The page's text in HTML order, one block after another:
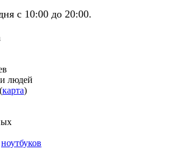
с 10:00 до 20:00.
людей
карта)
ноутбуков